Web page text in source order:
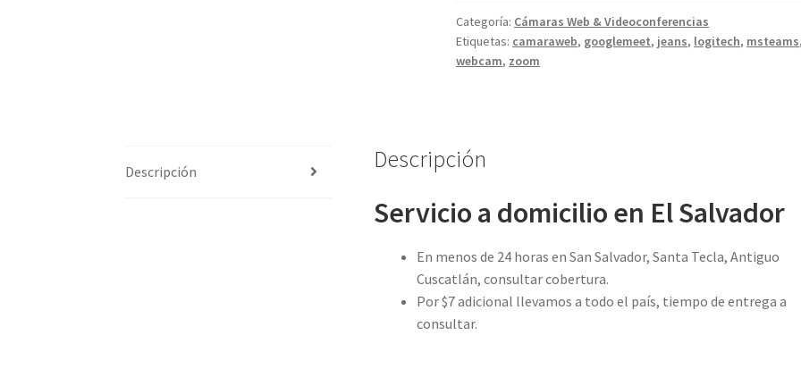
web
empresarial
1080p
Categoría: Cámaras Web & Videoconferencias
Etiquetas: camaraweb, googlemeet, jeans, logitech, msteams,
webcam, zoom
Descripción Descripción
Servicio a domicilio en El Salvador
En menos de 24 horas en San Salvador, Santa Tecla, Antiguo
Cuscatlán, consultar cobertura.
Por $7 adicional llevamos a todo el país, tiempo de entrega a
consultar.